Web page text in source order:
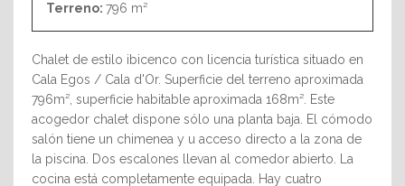
Terreno: 796 m²
Chalet de estilo ibicenco con licencia turística situado en
Cala Egos / Cala d'Or. Superficie del terreno aproximada
796m², superficie habitable aproximada 168m². Este
acogedor chalet dispone sólo una planta baja. El cómodo
salón tiene un chimenea y u acceso directo a la zona de
la piscina. Dos escalones llevan al comedor abierto. La
cocina está completamente equipada. Hay cuatro